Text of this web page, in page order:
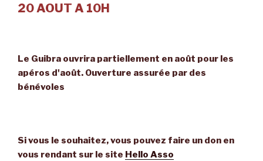
20 AOUT A 10H
Le Guibra ouvrira partiellement en août pour les
apéros d'août. Ouverture assurée par des
bénévoles
Si vous le souhaitez, vous pouvez faire un don en
vous rendant sur le site Hello Asso